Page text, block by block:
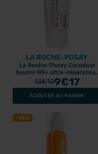
LA ROCHE-POSAY
La Roche-Posay Cicaplast
baume B5+ ultra-réparateur
SPF50 - 40ml
13€109€17
AJOUTER AU PANIER
-15%